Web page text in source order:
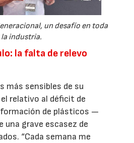
un desafío en toda
la industria.
la falta de relevo
más sensibles de su
relativo al déficit de
de plásticos —
grave escasez de
“Cada semana me